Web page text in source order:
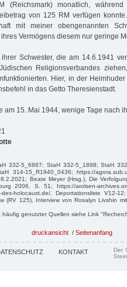
(Reichsmark) monatlich,
von 125 RM verfügen
mit meiner obengenannten
Vermögens diesem nur geringe
ihrer Schwester, die am 14.6.1941
Religionsverbandes
Hier, in der
in das Getto Theresienstadt.
am 15. Mai 1944, wenige Tage nach
332-5_6887; StaH 332-5_1898; StaH
314-15_R1940_0436; https://
Beate Meyer (Hrsg.), Die
2006, S. 51; https://arolsen-
des-holocaust.de/, Deportationsliste V12-
(RV 125), Interview von Rosalyn Livshin
häufig genutzter Quellen siehe Link
druckansicht / Seitenanfang
KONTAKT
Der